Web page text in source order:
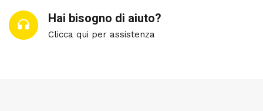
Hai bisogno di aiuto?
Clicca qui per assistenza